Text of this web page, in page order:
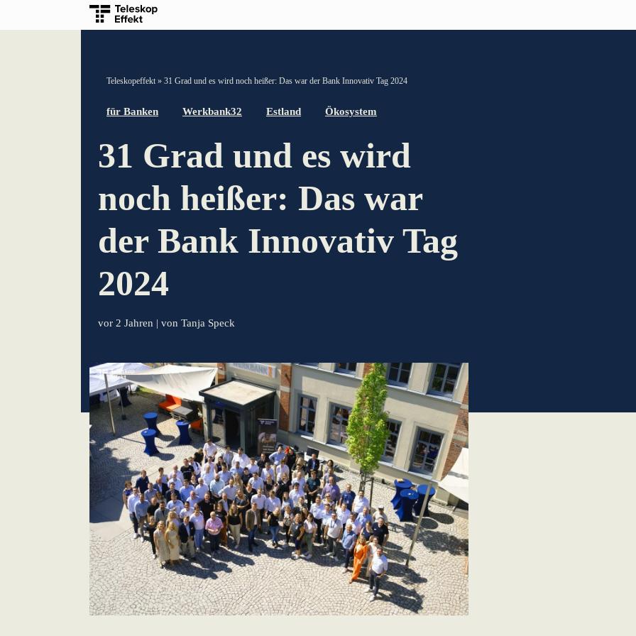
Beteiligungsstrategie
Innovationsreise
Innovation für Banken
lernen aus Estland
KundenBank2030
Silber-Partner
Teleskopeffekt » 31 Grad und es wird noch heißer: Das war der Bank Innovativ Tag 2024
für Banken Werkbank32 Estland Ökosystem
31 Grad und es wird
noch heißer: Das war
der Bank Innovativ Tag
2024
vor 2 Jahren | von Tanja Speck